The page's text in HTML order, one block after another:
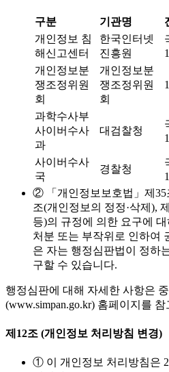
구분 기관명
개인정보 침
해신고센터
한국인터넷
진흥원
개인정보분
쟁조정위원
회
개인정보분
쟁조정위원
회
과학수사부
사이버수사
과
대검찰청
사이버수사
국
경찰청
② 「개인정보보호법」제35
조(개인정보의 정정·삭제),
등)의 규정에 의한 요구에
처분 또는 부작위로 인하여
은 자는 행정심판법이 정하
구할 수 있습니다.
행정심판에 대해 자세한 사항은
(www.simpan.go.kr) 홈페이지를
제12조 (개인정보 처리방침 변경)
① 이 개인정보 처리방침은